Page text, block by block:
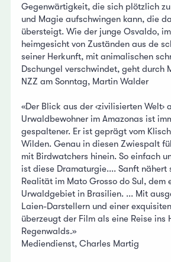
Gegenwärtigkeit, die sich plötzlich
und Magie aufschwingen kann, die
übersteigt. Wie der junge Osvaldo,
heimgesicht von Zuständen aus de
seiner Herkunft, mit animalischen
Dschungel verschwindet, geht durch
NZZ am Sonntag, Martin Walder
«Der Blick aus der ‹zivilisierten Welt›
Urwaldbewohner im Amazonas ist
gespaltener. Er ist geprägt vom
Wilden. Genau in diesen Zwiespalt
mit Birdwatchers hinein. So einfach
ist diese Dramaturgie.... Sanft nähert
Realität im Mato Grosso do Sul, dem
Urwaldgebiet in Brasilien. ... Mit
Laien-Darstellern und einer
überzeugt der Film als eine Reise ins
Regenwalds.»
Mediendienst, Charles Martig